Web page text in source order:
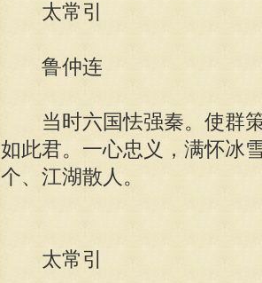
太常引
鲁仲连
当时六国怯强秦。使群策
如此君。一心忠义，满怀冰
个、江湖散人。
太常引